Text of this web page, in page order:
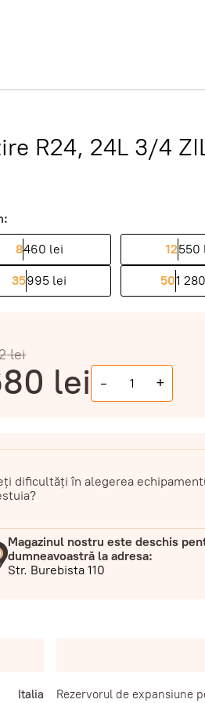
R24, 24L 3/4
8460 lei 12550
35995 lei 501
lei
lei - +
dificultăți în alegerea
Magazinul nostru este deschis
dumneavoastră la adresa:
Str. Burebista 110
Italia
Rezervorul de expansiune